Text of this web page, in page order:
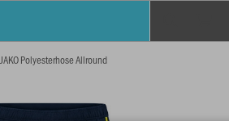
JAKO Polyesterhose Allround